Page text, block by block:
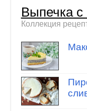
Выпечка с
Коллекция